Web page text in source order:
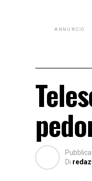
ANNUNCIO
Di